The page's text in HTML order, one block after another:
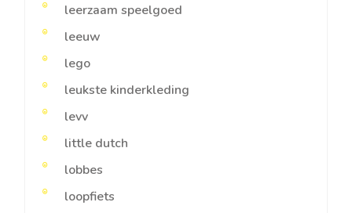
leerzaam speelgoed
leeuw
lego
leukste kinderkleding
levv
little dutch
lobbes
loopfiets